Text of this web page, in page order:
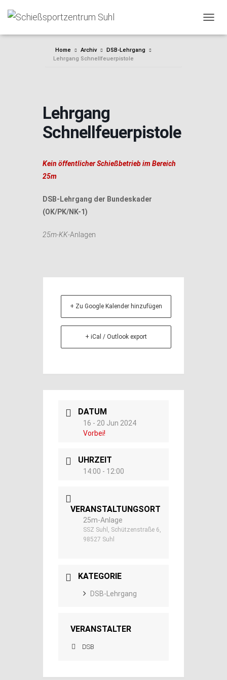
Home Archiv
DSB-Lehrgang
Lehrgang Schnellfeuerpistole
Lehrgang
Schnellfeuerpistole
Kein öffentlicher Schießbetrieb im Bereich
25m
DSB-Lehrgang der Bundeskader
(OK/PK/NK-1)
25m-KK-Anlagen
+ Zu Google Kalender hinzufügen
+ iCal / Outlook export
DATUM
16 - 20 Jun 2024
Vorbei!
UHRZEIT
14:00 - 12:00
VERANSTALTUNGSORT
25m-Anlage
SSZ Suhl, Schützenstraße 6,
98527 Suhl
KATEGORIE
DSB-Lehrgang
VERANSTALTER
DSB